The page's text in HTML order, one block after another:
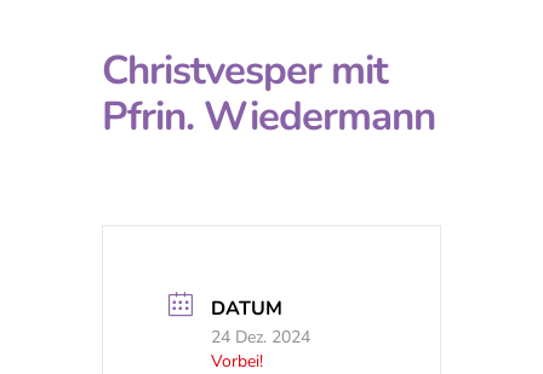
Christvesper mit
Pfrin. Wiedermann
DATUM
24 Dez. 2024
Vorbei!